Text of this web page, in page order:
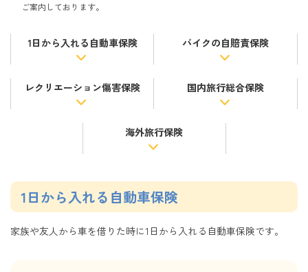
ご案内しております。
1日から入れる自動車保険 バイクの自賠責保険
レクリエーション傷害保険 国内旅行総合保険
海外旅行保険
1日から入れる自動車保険
家族や友人から車を借りた時に1日から入れる自動車保険です。